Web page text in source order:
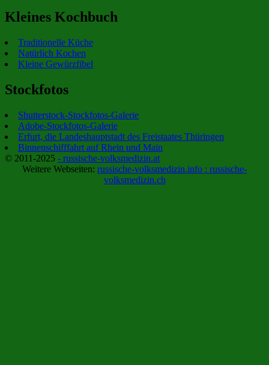
Kleines Kochbuch
Traditionelle Küche
Natürlich Kochen
Kleine Gewürzfibel
Stockfotos
Shutterstock-Stockfotos-Galerie
Adobe-Stockfotos-Galerie
Erfurt, die Landeshauptstadt des Freistaates Thüringen
Binnenschifffahrt auf Rhein und Main
© 2011-2025 - russische-volksmedizin.at
Weitere Webseiten: russische-volksmedizin.info : russische-
volksmedizin.ch